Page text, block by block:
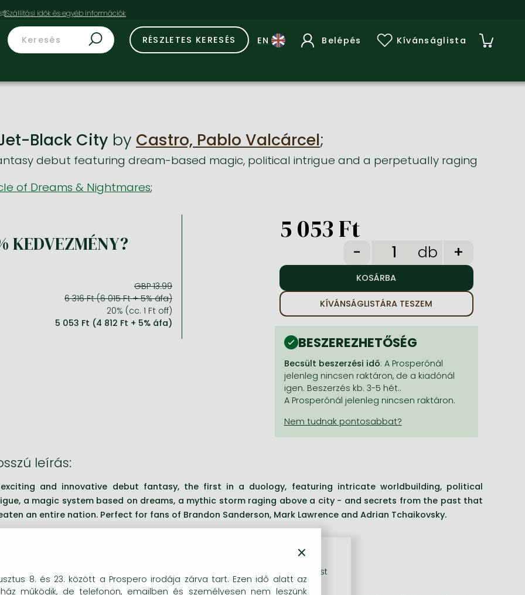
RÉSZLETES KERESÉS Belépés Kívánságlista
Black City by Castro, Pablo Valcárcel;
debut featuring dream-based magic, political intrigue and a perpetually raging
of Dreams & Nightmares;
KEDVEZMÉNY?
GBP 13.99
6 316 Ft (6 015 Ft + 5% áfa)
20% (cc. 1 Ft off)
5 053 Ft (4 812 Ft + 5% áfa)
5 053 Ft
db
KÍVÁNSÁGLISTÁRA TESZEM
BESZEREZHETŐSÉG
Becsült beszerzési idő: A Prosperónál
jelenleg nincsen raktáron, de a kiadónál
igen. Beszerzés kb. 3-5 hét..
A Prosperónál jelenleg nincsen raktáron.
leírás:
and innovative debut fantasy, the first in a duology, featuring intricate worldbuilding, political
a magic system based on dreams, a mythic storm raging above a city - and secrets from the past that
an entire nation. Perfect for fans of Brandon Sanderson, Mark Lawrence and Adrian Tchaikovsky.
×
8. és 23. között a Prospero irodája zárva tart. Ezen idő alatt az
működik, de telefonon, emailben és személyesen nem leszünk
kat (sütiket) használunk, melyek célja, hogy teljesebb körű szolgáltatást
részére.